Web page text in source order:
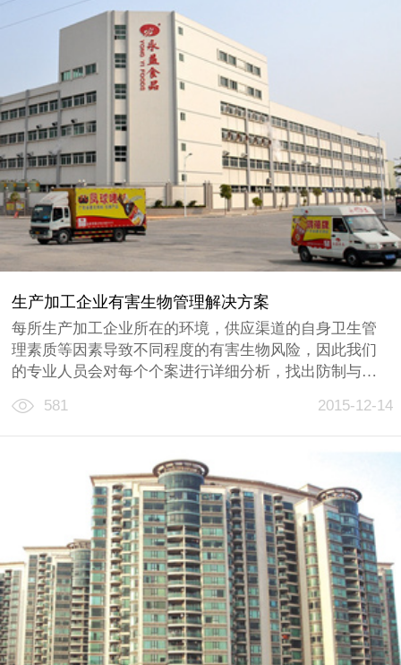
生产加工企业有害生物管理解决方案
每所生产加工企业所在的环境，供应渠道的自身卫生管
理素质等因素导致不同程度的有害生物风险，因此我们
的专业人员会对每个个案进行详细分析，找出防制与管
订一套安全、科学与环保的解决方案，最大程度降低有
害生物所带来的风险。
排除虫鼠患对生产和员工生活环境的影响......
581 2015-12-14